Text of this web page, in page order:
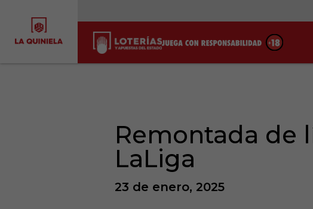
Remontada de
LaLiga
23 de enero, 2025